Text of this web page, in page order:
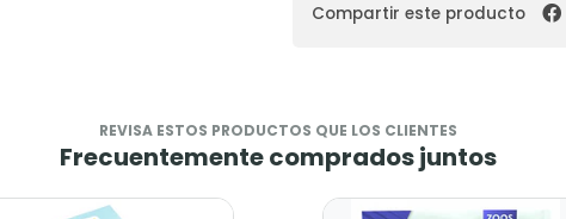
Compartir este producto
REVISA ESTOS PRODUCTOS QUE LOS CLIENTES
Frecuentemente comprados juntos